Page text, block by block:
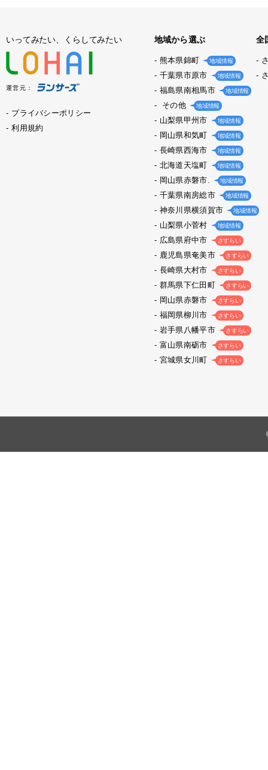
いってみたい、くらしてみたい
運営元：
プライバシーポリシー
利用規約
地域から選ぶ
熊本県錦町 地域情報
千葉県市原市 地域情報
福島県南相馬市 地域情報
その他 地域情報
山梨県甲州市 地域情報
岡山県和気町 地域情報
長崎県西海市 地域情報
北海道天塩町 地域情報
岡山県赤磐市. 地域情報
千葉県南房総市 地域情報
神奈川県横須賀市 地域情報
山梨県小菅村 地域情報
広島県府中市 さすらい
鹿児島県奄美市 さすらい
長崎県大村市 さすらい
群馬県下仁田町 さすらい
岡山県赤磐市 さすらい
福岡県柳川市 さすらい
岩手県八幡平市 さすらい
富山県南砺市 さすらい
宮城県女川町 さすらい
全